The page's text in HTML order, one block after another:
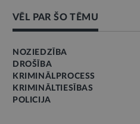
VĒL PAR ŠO TĒMU
NOZIEDZĪBA
DROŠĪBA
KRIMINĀLPROCESS
KRIMINĀLTIESĪBAS
POLICIJA